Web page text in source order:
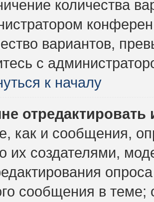
количества
вариантов,
с
к началу
как и сообщения,
их создателями,
сообщения в теме;